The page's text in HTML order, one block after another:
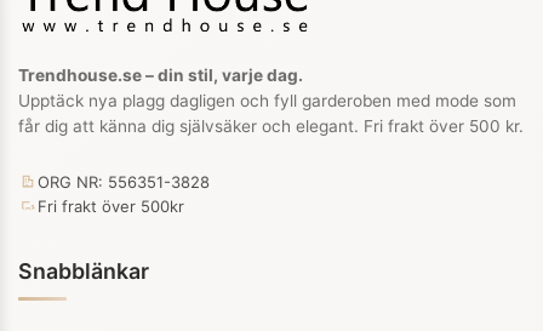
Trendhouse.se – din stil, varje dag.
Upptäck nya plagg dagligen och fyll garderoben med mode som
får dig att känna dig självsäker och elegant. Fri frakt över 500 kr.
ORG NR: 556351-3828
Fri frakt över 500kr
Snabblänkar